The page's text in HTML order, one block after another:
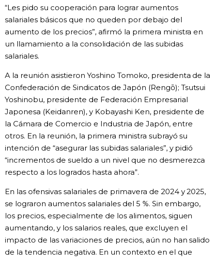
Noticias
Datos de Japón
Gente
Blog
Tokio
Avisos
“Les pido su cooperación para lograr aumentos
salariales básicos que no queden por debajo del
aumento de los precios”, afirmó la primera ministra en
un llamamiento a la consolidación de las subidas
salariales.
A la reunión asistieron Yoshino Tomoko, presidenta de la
Confederación de Sindicatos de Japón (Rengō); Tsutsui
Yoshinobu, presidente de Federación Empresarial
Japonesa (Keidanren), y Kobayashi Ken, presidente de
la Cámara de Comercio e Industria de Japón, entre
otros. En la reunión, la primera ministra subrayó su
intención de “asegurar las subidas salariales”, y pidió
“incrementos de sueldo a un nivel que no desmerezca
respecto a los logrados hasta ahora”.
En las ofensivas salariales de primavera de 2024 y 2025,
se lograron aumentos salariales del 5 %. Sin embargo,
los precios, especialmente de los alimentos, siguen
aumentando, y los salarios reales, que excluyen el
impacto de las variaciones de precios, aún no han salido
de la tendencia negativa. En un contexto en el que